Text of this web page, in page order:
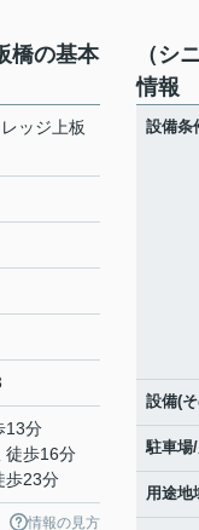
橋の基本
ッジ上板
13分
徒歩16分
歩23分
情報の見方
（シ
情報
設備条
設備(
駐車場
用途地